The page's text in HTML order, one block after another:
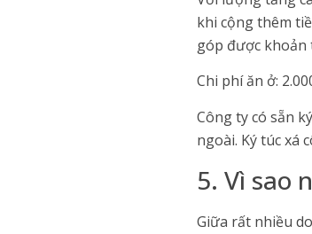
khi cộng thêm
góp được khoản
Chi phí ăn ở:
Công ty có sẵn
ngoài. Ký túc xá
5. Vì sao
Giữa rất nhiều